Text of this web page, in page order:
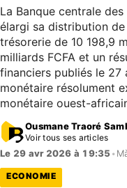
La Banque centrale des
élargi sa distribution
trésorerie de 10 198,9
milliards FCFA et un
financiers publiés le
monétaire résolument
monétaire ouest-
Ousmane Traoré
Voir tous ses articles
Le 29 avr 2026 à 19:35 •
ECONOMIE